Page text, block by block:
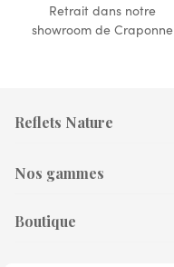
Retrait dans notre
showroom de Craponne
Reflets Nature
Nos gammes
Boutique